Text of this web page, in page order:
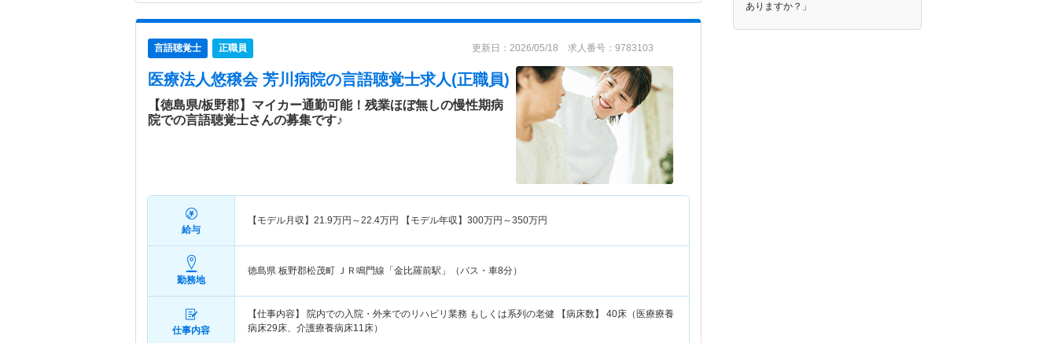
言語聴覚士 正職員 更新日：2026/05/18 求人番号：9783103
医療法人悠穣会 芳川病院の言語聴覚士求人(正職員)
【徳島県/板野郡】マイカー通勤可能！残業ほぼ無しの慢性期病
院での言語聴覚士さんの募集です♪
給与
【モデル月収】 21.9万円～22.4万円 【モデル年収】 300万円～350万円
勤務地
徳島県 板野郡松茂町 ＪＲ鳴門線「金比羅前駅」（バス・車8分）
仕事内容
【仕事内容】 院内での入院・外来でのリハビリ業務 もしくは系列の老健 【病床数】 40床（医療療養
病床29床、介護療養病床11床）
ありますか？」